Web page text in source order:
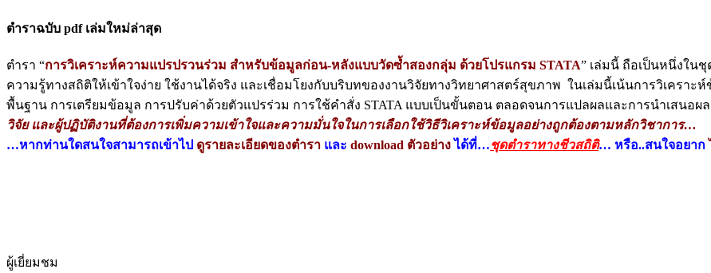
ตำราฉบับ pdf เล่มใหม่ล่าสุด
ตำรา “การวิเคราะห์ความแปรปรวนร่วม สำหรับข้อมูลก่อน-หลังแบบวัดซ้ำสองกลุ่ม ด้วยโปรแกรม STATA” เล่มนี้ ถือเป็นหนึ่งใน
ความรู้ทางสถิติให้เข้าใจง่าย ใช้งานได้จริง และเชื่อมโยงกับบริบทของงานวิจัยทางวิทยาศาสตร์สุขภาพ ในเล่มนี้เน้นการวิเครา
พื้นฐาน การเตรียมข้อมูล การปรับค่าด้วยตัวแปรร่วม การใช้คำสั่ง STATA แบบเป็นขั้นตอน ตลอดจนการแปลผลและการนำเสนอผล
วิจัยและผู้ปฏิบัติงานที่ต้องการเพิ่มความเข้าใจและความมั่นใจในการเลือกใช้วิธีวิเคราะห์ข้อมูลอย่างถูกต้องตามหลักวิชาการ…
…หากท่านใดสนใจสามารถเข้าไป ดูรายละเอียดของตำรา และ download ตัวอย่างได้ที่…ชุดตำราทางชีวสถิติ… หรือ..สนใจอยาก
ผู้เยี่ยมชม